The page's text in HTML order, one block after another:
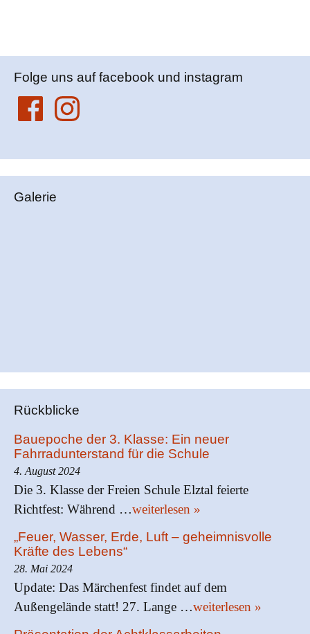
Folge uns auf facebook und instagram
FacebookInstagram
Galerie
Rückblicke
Bauepoche der 3. Klasse: Ein neuer
Fahrradunterstand für die Schule
4. August 2024
Die 3. Klasse der Freien Schule Elztal feierte
Richtfest: Während …weiterlesen »
„Feuer, Wasser, Erde, Luft – geheimnisvolle
Kräfte des Lebens“
28. Mai 2024
Update: Das Märchenfest findet auf dem
Außengelände statt! 27. Lange …weiterlesen »